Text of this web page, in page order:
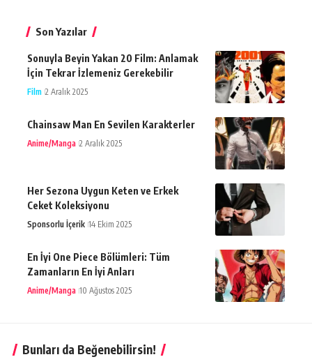
Son Yazılar
Sonuyla Beyin Yakan 20 Film: Anlamak
İçin Tekrar İzlemeniz Gerekebilir
Film 2 Aralık 2025
Chainsaw Man En Sevilen Karakterler
Anime/Manga 2 Aralık 2025
Her Sezona Uygun Keten ve Erkek
Ceket Koleksiyonu
Sponsorlu İçerik 14 Ekim 2025
En İyi One Piece Bölümleri: Tüm
Zamanların En İyi Anları
Anime/Manga 10 Ağustos 2025
Bunları da Beğenebilirsin!